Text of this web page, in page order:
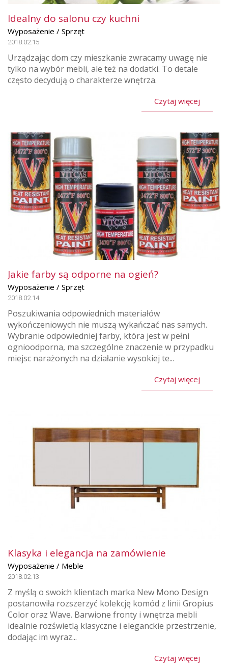
Idealny do salonu czy kuchni
Wyposażenie / Sprzęt
2018.02.15
Urządzając dom czy mieszkanie zwracamy uwagę nie
tylko na wybór mebli, ale też na dodatki. To detale
często decydują o charakterze wnętrza.
Czytaj więcej
Jakie farby są odporne na ogień?
Wyposażenie / Sprzęt
2018.02.14
Poszukiwania odpowiednich materiałów
wykończeniowych nie muszą wykańczać nas samych.
Wybranie odpowiedniej farby, która jest w pełni
ognioodporna, ma szczególne znaczenie w przypadku
miejsc narażonych na działanie wysokiej te...
Czytaj więcej
Klasyka i elegancja na zamówienie
Wyposażenie / Meble
2018.02.13
Z myślą o swoich klientach marka New Mono Design
postanowiła rozszerzyć kolekcję komód z linii Gropius
Color oraz Wave. Barwione fronty i wnętrza mebli
idealnie rozświetlą klasyczne i eleganckie przestrzenie,
dodając im wyraz...
Czytaj więcej